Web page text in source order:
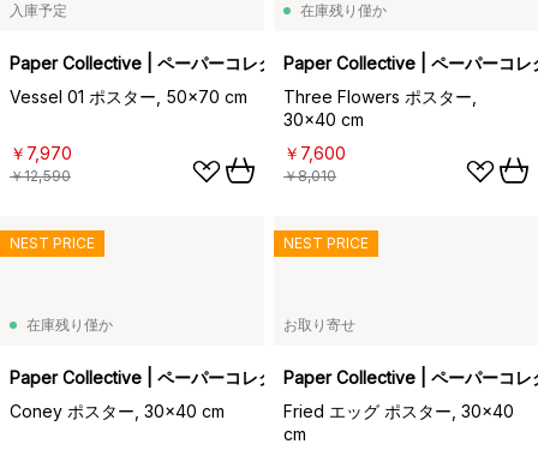
入庫予定
Paper Collective | ペーパーコレクティブ
Vessel 01 ポスター, 50x70 cm
￥7,970
￥12,590
在庫残り僅か
Paper Collective | ペーパーコレ
Three Flowers ポスター,
30x40 cm
￥7,600
￥8,010
在庫残り僅か
Paper Collective | ペーパーコレクティブ
Coney ポスター, 30x40 cm
NEST PRICE
お取り寄せ
Paper Collective | ペーパーコレ
Fried エッグ ポスター, 30x40
cm
NEST PRICE